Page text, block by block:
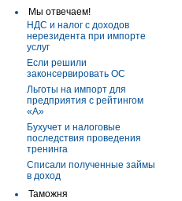
Мы отвечаем!
НДС и налог с доходов
нерезидента при импорте
услуг
Если решили
законсервировать ОС
Льготы на импорт для
предприятия с рейтингом
«А»
Бухучет и налоговые
последствия проведения
тренинга
Списали полученные займы
в доход
Таможня